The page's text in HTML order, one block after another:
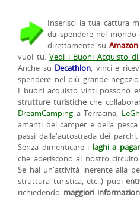
Inserisci la tua cattura
da spendere nel mondo
direttamente suAmazon
vuoi tu.Vedi i Buoni Acquisto
Anche su Decathlon, vinci e
spendere nel più grande
I buoni acquisto vinti possono
strutture turisticheche
DreamCamping a Terracina,
amanti del camper e della
passi dalla'autostrada dei parchi.
Senza dimenticare i laghi a
che aderiscono al nostro circuito.
Se hai un'attività inerente alla
struttura turistica, etc..) puoi
richiedendo maggiori